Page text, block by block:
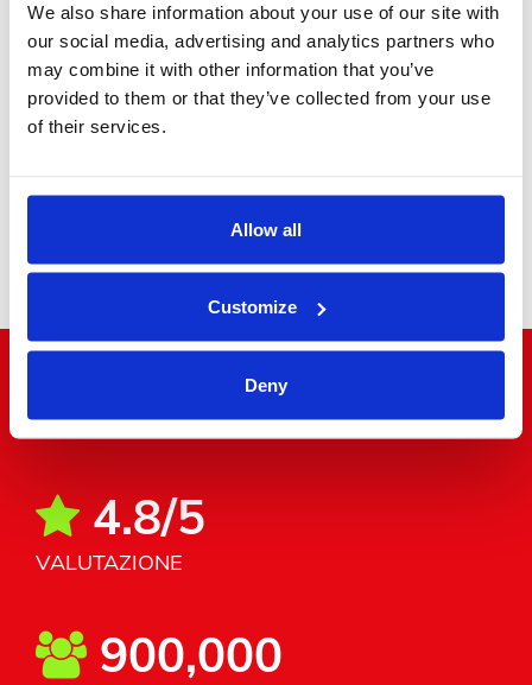
We also share information about your use of our site with
our social media, advertising and analytics partners who
may combine it with other information that you’ve
provided to them or that they’ve collected from your use
of their services.
Allow all
Customize
Deny
MPV Executive
"Il mondo a due passi"
4.8/5
VALUTAZIONE
900,000